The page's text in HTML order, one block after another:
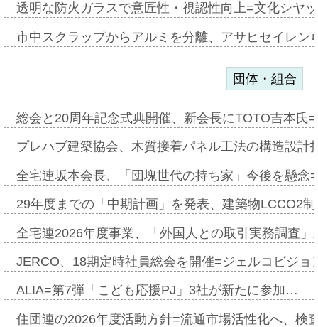
透明な防火ガラスで意匠性・視認性向上=文化シヤ
市中スクラップからアルミを分離、アサヒセイレ
団体・組合
総会と20周年記念式典開催、新会長にTOTO吉本氏
プレハブ建築協会、木質接着パネル工法の構造設
全宅連坂本会長、「団塊世代の持ち家」今後を懸
29年度までの「中期計画」を発表、建築物LCCO2
全宅連2026年度事業、「外国人との取引実務調査
JERCO、18期定時社員総会を開催=ジェルコビジ
ALIA=第7弾「こども応援PJ」3社が新たに参加…
住団連の2026年度活動方針=流通市場活性化へ、検